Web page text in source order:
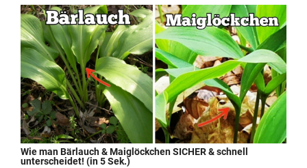
Wie man Bärlauch & Maiglöckchen SICHER & schnell
unterscheidet! (in 5 Sek.)